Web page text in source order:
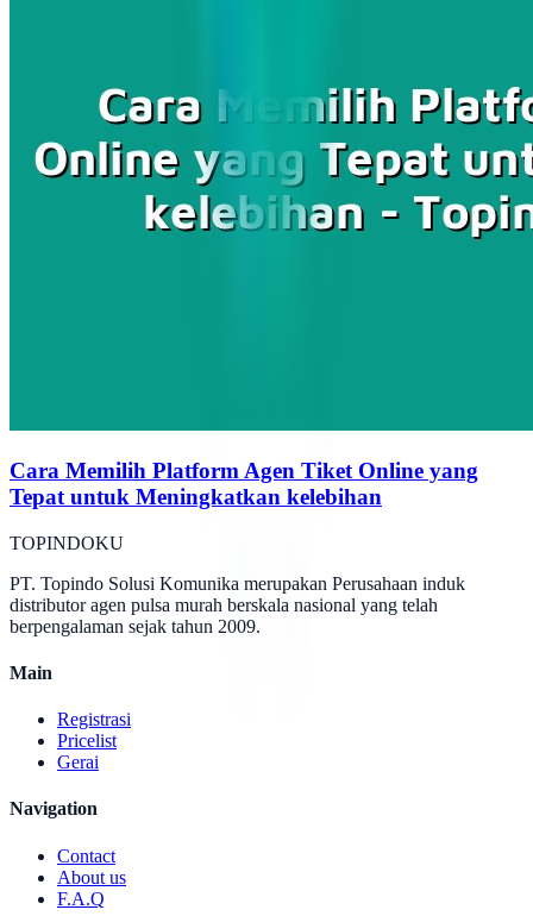
Cara Memilih Platform Agen Tiket Online yang
Tepat untuk Meningkatkan kelebihan
TOPINDOKU
PT. Topindo Solusi Komunika merupakan Perusahaan induk
distributor agen pulsa murah berskala nasional yang telah
berpengalaman sejak tahun 2009.
Main
Registrasi
Pricelist
Gerai
Navigation
Contact
About us
F.A.Q